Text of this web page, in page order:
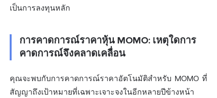
เป็นการลงทุนหลัก
การคาดการณ์ราคาหุ้น MOMO: เหตุใดการ
คาดการณ์จึงคลาดเคลื่อน
คุณจะพบกับการคาดการณ์ราคาอัตโนมัติสำหรับ MOMO ที่
สัญญาถึงเป้าหมายที่เฉพาะเจาะจงในอีกหลายปีข้างหน้า